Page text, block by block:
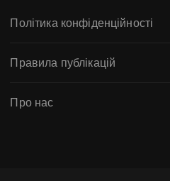
Політика конфіденційності
Правила публікацій
Про нас